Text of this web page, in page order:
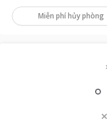
Miễn phí hủy phòng